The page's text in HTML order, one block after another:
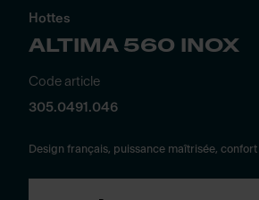
Hottes
ALTIMA 560 INOX
Code article
305.0491.046
Design français, puissance maîtrisée,